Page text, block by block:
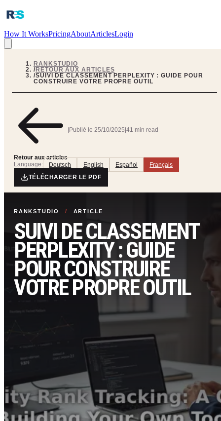
How It WorksPricingAboutArticlesLogin
RANKSTUDIO
/RETOUR AUX ARTICLES
/SUIVI DE CLASSEMENT PERPLEXITY : GUIDE POUR
CONSTRUIRE VOTRE PROPRE OUTIL
Retour aux articles
Publié le 25/10/2025 41 min read
Language: Deutsch English Español Français
TÉLÉCHARGER LE PDF
RANKSTUDIO / ARTICLE
SUIVI DE CLASSEMENT
PERPLEXITY : GUIDE
POUR CONSTRUIRE
VOTRE PROPRE OUTIL